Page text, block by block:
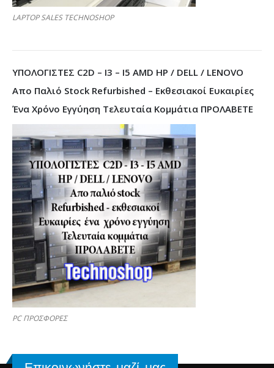
LAPTOP SALES TECHNOSHOP
ΥΠΟΛΟΓΙΣΤΕΣ C2D – I3 – I5 AMD HP / DELL / LENOVO
Απο Παλιό Stock Refurbished – Εκθεσιακοί Ευκαιρίες
Ένα Χρόνο Εγγύηση Τελευταία Κομμάτια ΠΡΟΛΑΒΕΤΕ
PC ΠΡΟΣΦΟΡΕΣ